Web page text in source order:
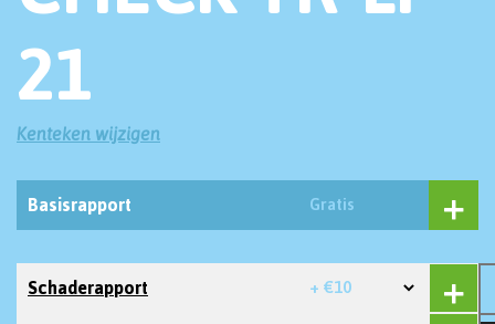
21
Kenteken wijzigen
Basisrapport Gratis
Schaderapport + €10